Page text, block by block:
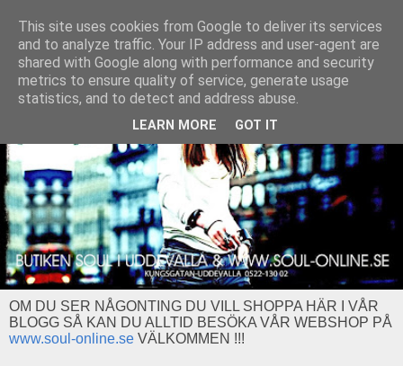
OM DU SER NÅGONTING DU VILL SHOPPA HÄR I VÅR
BLOGG SÅ KAN DU ALLTID BESÖKA VÅR WEBSHOP PÅ
www.soul-online.se VÄLKOMMEN !!!
This site uses cookies from Google to deliver its services
and to analyze traffic. Your IP address and user-agent are
shared with Google along with performance and security
metrics to ensure quality of service, generate usage
statistics, and to detect and address abuse.
LEARN MORE GOT IT